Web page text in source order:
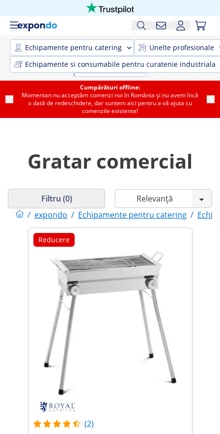
Echipamente pentru catering
Unelte profesionale
Echipamente si consumabile pentru curatenie industriala
Cumpărături offline:
Momentan nu acceptăm comenzi noi în România și nu avem încă
o dată de redeschidere, dar suntem aici pentru a vă ajuta cu
comenzile existente!
Gratar comercial
/ expondo / Echipamente pentru catering /
Filtru (0)
Reducere
(2)